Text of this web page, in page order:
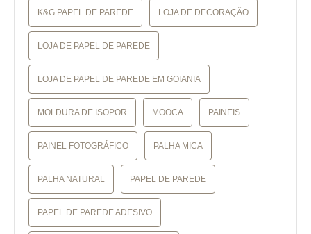
K&G PAPEL DE PAREDE LOJA DE DECORAÇÃO
LOJA DE PAPEL DE PAREDE
LOJA DE PAPEL DE PAREDE EM GOIANIA
MOLDURA DE ISOPOR MOOCA PAINEIS
PAINEL FOTOGRÁFICO PALHA MICA
PALHA NATURAL PAPEL DE PAREDE
PAPEL DE PAREDE ADESIVO